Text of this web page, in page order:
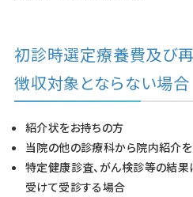
初診時選定療養費及び
徴収対象とならない場合
紹介状をお持ちの方
当院の他の診療科から院内紹介
特定健康診査、がん検診等の結
受けて受診する場合